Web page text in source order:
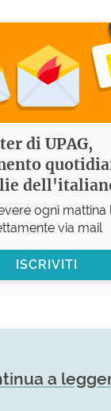
di UPAG,
ogni mattina
via mail
ISCRIVITI
a